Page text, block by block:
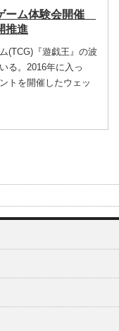
ーム体験会開催
推進
(TCG)『遊戯王』の波
る。2016年に入っ
トを開催したウェッ